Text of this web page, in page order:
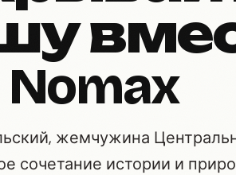
Nomax
жемчужина
сочетание истории и